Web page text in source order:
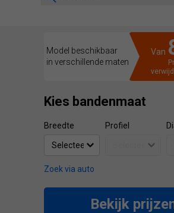
Model beschikbaar
in verschillende maten
Van
Kies bandenmaat
Breedte Profiel
Zoek via auto
Bekijk